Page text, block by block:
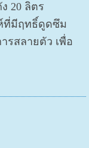
20 ลิตร
ที่มีฤทธิ์ดูดซึม
รสลายตัว เพื่อ